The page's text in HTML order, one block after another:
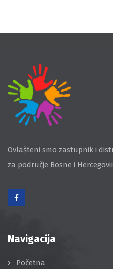
Ovlašteni smo zastupnik i
za područje Bosne i
Navigacija
Početna